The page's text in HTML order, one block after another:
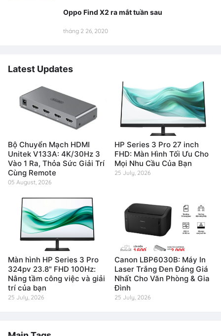
Oppo Find X2 ra mắt tuần sau
tháng 2 26, 2020
Latest Updates
Bộ Chuyển Mạch HDMI
Unitek V133A: 4K/30Hz 3
Vào 1 Ra, Thỏa Sức Giải Trí
Cùng Remote
05 August, 2026
HP Series 3 Pro 27 inch
FHD: Màn Hình Tối Ưu Cho
Mọi Nhu Cầu Của Bạn
25 July, 2026
Màn hình HP Series 3 Pro
324pv 23.8" FHD 100Hz:
Nâng tầm công việc và giải
trí của bạn
25 July, 2026
Canon LBP6030B: Máy In
Laser Trắng Đen Đáng Giá
Nhất Cho Văn Phòng & Gia
Đình
25 July, 2026